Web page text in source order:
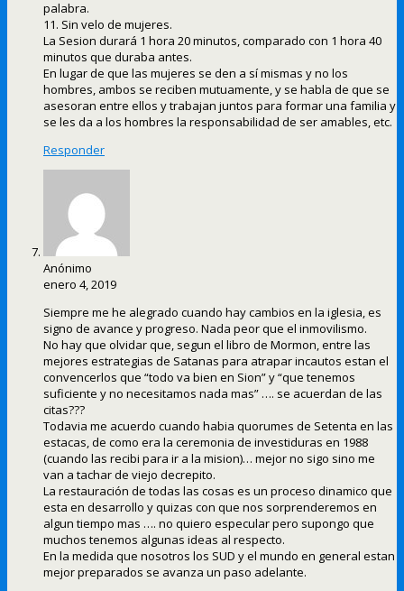
palabra.
11. Sin velo de mujeres.
La Sesion durará 1 hora 20 minutos, comparado con 1 hora 40
minutos que duraba antes.
En lugar de que las mujeres se den a sí mismas y no los
hombres, ambos se reciben mutuamente, y se habla de que se
asesoran entre ellos y trabajan juntos para formar una familia y
se les da a los hombres la responsabilidad de ser amables, etc.
Responder
Anónimo
enero 4, 2019
Siempre me he alegrado cuando hay cambios en la iglesia, es
signo de avance y progreso. Nada peor que el inmovilismo.
No hay que olvidar que, segun el libro de Mormon, entre las
mejores estrategias de Satanas para atrapar incautos estan el
convencerlos que “todo va bien en Sion” y “que tenemos
suficiente y no necesitamos nada mas” …. se acuerdan de las
citas???
Todavia me acuerdo cuando habia quorumes de Setenta en las
estacas, de como era la ceremonia de investiduras en 1988
(cuando las recibi para ir a la mision)… mejor no sigo sino me
van a tachar de viejo decrepito.
La restauración de todas las cosas es un proceso dinamico que
esta en desarrollo y quizas con que nos sorprenderemos en
algun tiempo mas …. no quiero especular pero supongo que
muchos tenemos algunas ideas al respecto.
En la medida que nosotros los SUD y el mundo en general estan
mejor preparados se avanza un paso adelante.